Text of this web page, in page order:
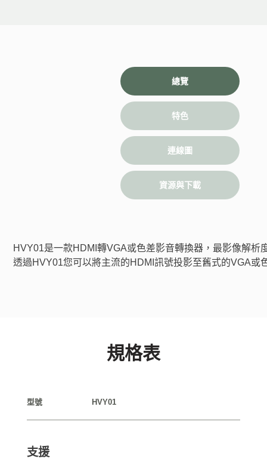
總覽
特色
連線圖
資源與下載
HVY01是一款HDMI轉VGA或色差影音轉換器，最影像解析
透過HVY01您可以將主流的HDMI訊號投影至舊式的VGA或
規格表
型號 HVY01
支援